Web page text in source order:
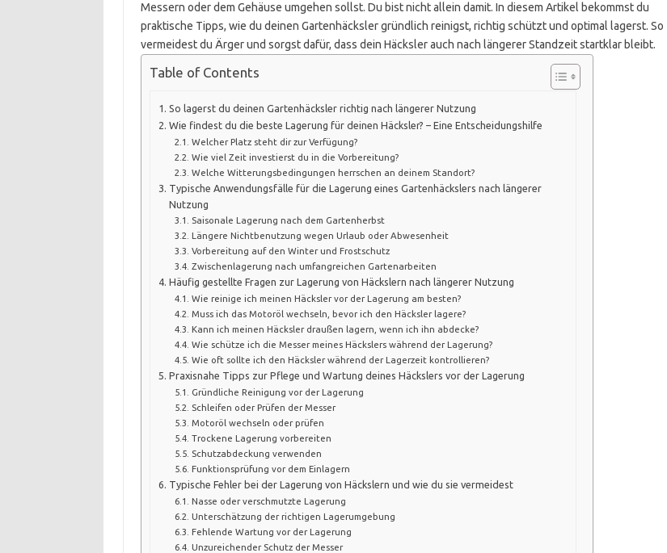
Messern oder dem Gehäuse umgehen sollst. Du bist nicht allein damit. In diesem Artikel bekommst du
praktische Tipps, wie du deinen Gartenhäcksler gründlich reinigst, richtig schützt und optimal lagerst. So
vermeidest du Ärger und sorgst dafür, dass dein Häcksler auch nach längerer Standzeit startklar bleibt.
Table of Contents
So lagerst du deinen Gartenhäcksler richtig nach längerer Nutzung
Wie findest du die beste Lagerung für deinen Häcksler? – Eine Entscheidungshilfe
Welcher Platz steht dir zur Verfügung?
Wie viel Zeit investierst du in die Vorbereitung?
Welche Witterungsbedingungen herrschen an deinem Standort?
Typische Anwendungsfälle für die Lagerung eines Gartenhäckslers nach längerer
Nutzung
Saisonale Lagerung nach dem Gartenherbst
Längere Nichtbenutzung wegen Urlaub oder Abwesenheit
Vorbereitung auf den Winter und Frostschutz
Zwischenlagerung nach umfangreichen Gartenarbeiten
Häufig gestellte Fragen zur Lagerung von Häckslern nach längerer Nutzung
Wie reinige ich meinen Häcksler vor der Lagerung am besten?
Muss ich das Motoröl wechseln, bevor ich den Häcksler lagere?
Kann ich meinen Häcksler draußen lagern, wenn ich ihn abdecke?
Wie schütze ich die Messer meines Häckslers während der Lagerung?
Wie oft sollte ich den Häcksler während der Lagerzeit kontrollieren?
Praxisnahe Tipps zur Pflege und Wartung deines Häckslers vor der Lagerung
Gründliche Reinigung vor der Lagerung
Schleifen oder Prüfen der Messer
Motoröl wechseln oder prüfen
Trockene Lagerung vorbereiten
Schutzabdeckung verwenden
Funktionsprüfung vor dem Einlagern
Typische Fehler bei der Lagerung von Häckslern und wie du sie vermeidest
Nasse oder verschmutzte Lagerung
Unterschätzung der richtigen Lagerumgebung
Fehlende Wartung vor der Lagerung
Unzureichender Schutz der Messer